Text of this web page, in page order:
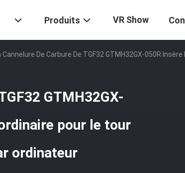
Produits VR Show
Cannelure De Carbure De TGF32 GTMH32GX-050R
GTMH32GX-
pour le tour
ordinateur